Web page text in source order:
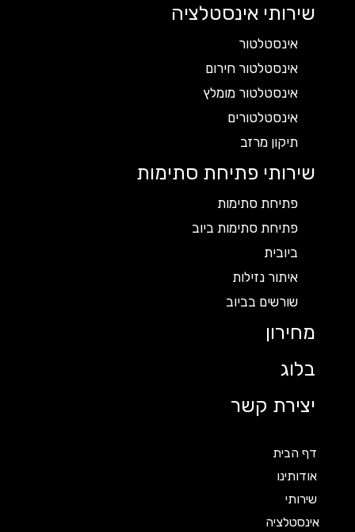
שירותי אינסטלציה
אינסטלטור
אינסטלטור חירום
אינסטלטור מומלץ
אינסטלטורים
תיקון מרזב
שירותי פתיחת סתימות
פתיחת סתימות
פתיחת סתימות ביוב
ביובית
איתור נזילות
שורשים בביוב
מחירון
בלוג
יצירת קשר
דף הבית
אודותינו
שירותי
אינסטלציה